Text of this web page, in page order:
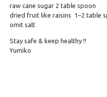
raw cane sugar 2 table spoon
dried fruit like raisins 1~2 table
omit salt
Stay safe & keep healthy !!
Yumiko